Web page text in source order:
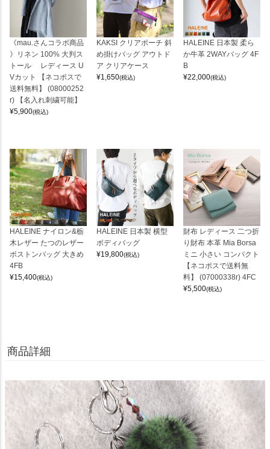
《mau.さんコラボ商品
》リネン 100% 大判ス
トール レディース U
Vカット 【ネコポスで
送料無料】 (08000252
r) 【名入れ刺繍可能】
¥5,900(税込)
KAKSI クリアポーチ 斜
め掛けバッグ アウトド
ア クリアケース
¥1,650(税込)
HALEINE 日本製 柔ら
か牛革 2WAYバッグ 4F
B
¥22,000(税込)
HALEINE ナイロン&栃
木レザー たつのレザー
ボストンバッグ 大きめ
4FB
¥15,400(税込)
HALEINE 日本製 横型
ボディバッグ
¥19,800(税込)
財布 レディース 二つ折
り財布 本革 Mia Borsa
ミニ 小さい コンパクト
【ネコポスで送料無
料】 (07000338r) 4FC
¥5,500(税込)
商品詳細